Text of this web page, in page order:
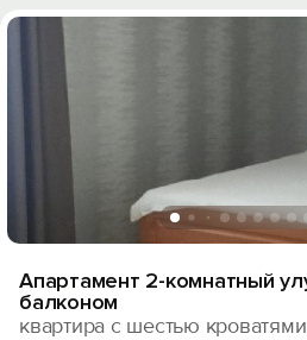
Апартамент 2-комнатный
балконом
квартира с шестью кроватями